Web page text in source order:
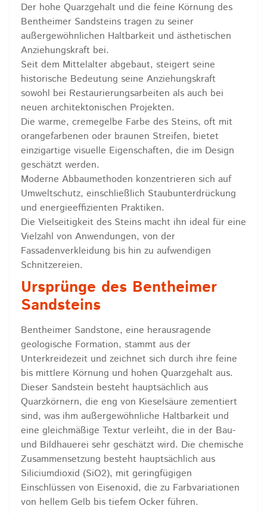
Der hohe Quarzgehalt und die feine Körnung des
Bentheimer Sandsteins tragen zu seiner
außergewöhnlichen Haltbarkeit und ästhetischen
Anziehungskraft bei.
Seit dem Mittelalter abgebaut, steigert seine
historische Bedeutung seine Anziehungskraft
sowohl bei Restaurierungsarbeiten als auch bei
neuen architektonischen Projekten.
Die warme, cremegelbe Farbe des Steins, oft mit
orangefarbenen oder braunen Streifen, bietet
einzigartige visuelle Eigenschaften, die im Design
geschätzt werden.
Moderne Abbaumethoden konzentrieren sich auf
Umweltschutz, einschließlich Staubunterdrückung
und energieeffizienten Praktiken.
Die Vielseitigkeit des Steins macht ihn ideal für eine
Vielzahl von Anwendungen, von der
Fassadenverkleidung bis hin zu aufwendigen
Schnitzereien.
Ursprünge des Bentheimer
Sandsteins
Bentheimer Sandstone, eine herausragende
geologische Formation, stammt aus der
Unterkreidezeit und zeichnet sich durch ihre feine
bis mittlere Körnung und hohen Quarzgehalt aus.
Dieser Sandstein besteht hauptsächlich aus
Quarzkörnern, die eng von Kieselsäure zementiert
sind, was ihm außergewöhnliche Haltbarkeit und
eine gleichmäßige Textur verleiht, die in der Bau-
und Bildhauerei sehr geschätzt wird. Die chemische
Zusammensetzung besteht hauptsächlich aus
Siliciumdioxid (SiO2), mit geringfügigen
Einschlüssen von Eisenoxid, die zu Farbvariationen
von hellem Gelb bis tiefem Ocker führen.